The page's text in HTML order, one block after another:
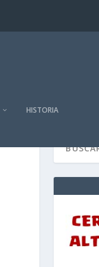
HISTORIA